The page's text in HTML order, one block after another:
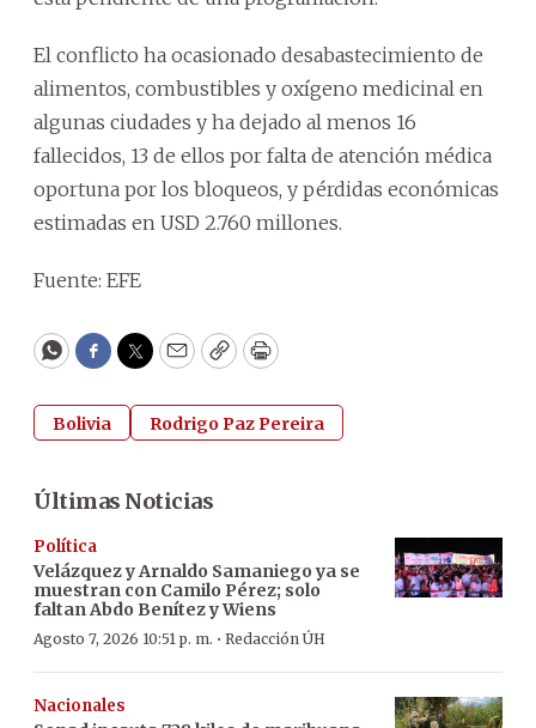
El conflicto ha ocasionado desabastecimiento de
alimentos, combustibles y oxígeno medicinal en
algunas ciudades y ha dejado al menos 16
fallecidos, 13 de ellos por falta de atención médica
oportuna por los bloqueos, y pérdidas económicas
estimadas en USD 2.760 millones.
Fuente: EFE
WhatsApp
Facebook
Twitter
EmailCopyPrint
Bolivia Rodrigo Paz Pereira
Últimas Noticias
Política
Velázquez y Arnaldo Samaniego ya se
muestran con Camilo Pérez; solo
faltan Abdo Benítez y Wiens
Agosto 7, 2026 10:51 p. m. · Redacción ÚH
Nacionales